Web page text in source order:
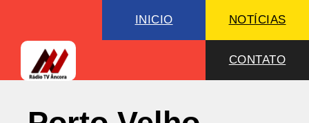
INICIO NOTÍCIAS
CONTATO